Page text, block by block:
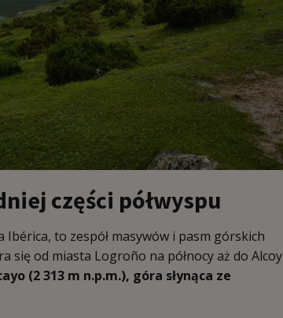
części półwyspu
to zespół masywów i pasm górskich
się od miasta Logroño na północy aż do Alcoy
(2 313 m n.p.m.), góra słynąca ze